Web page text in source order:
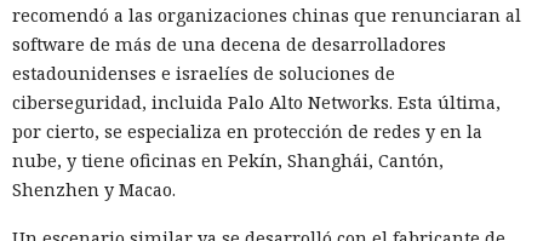
recomendó a las organizaciones chinas que renunciaran al
software de más de una decena de desarrolladores
estadounidenses e israelíes de soluciones de
ciberseguridad, incluida Palo Alto Networks. Esta última,
por cierto, se especializa en protección de redes y en la
nube, y tiene oficinas en Pekín, Shanghái, Cantón,
Shenzhen y Macao.